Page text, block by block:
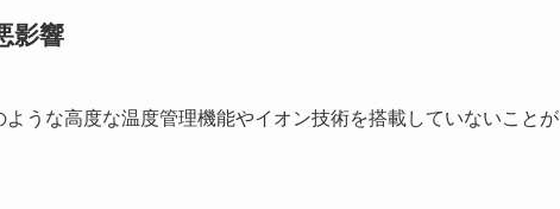
影響
うな高度な温度管理機能やイオン技術を搭載していないことが